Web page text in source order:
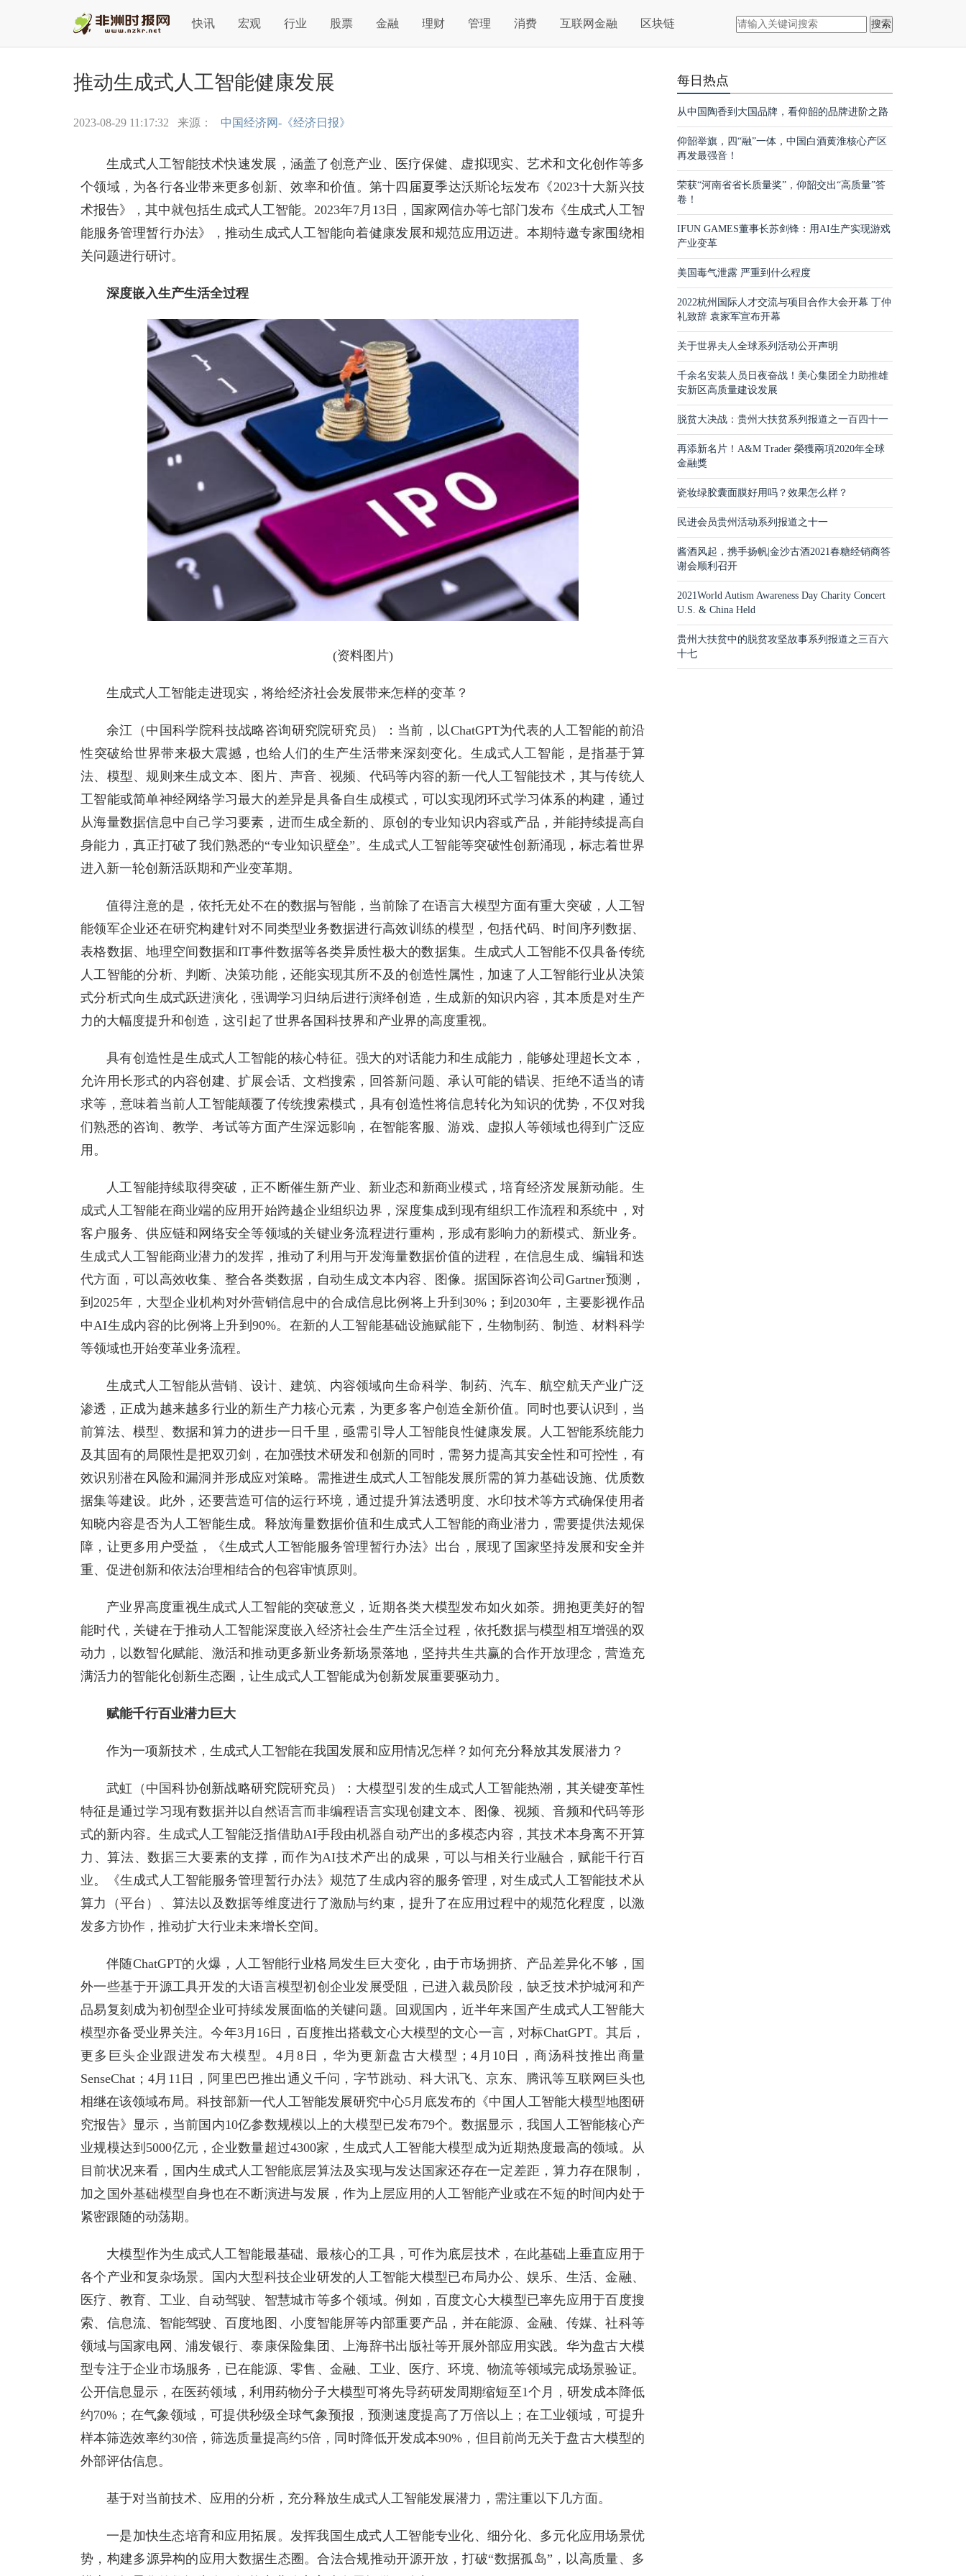
快讯 宏观 行业 股票 金融 理财 管理 消费 互联网金融 区块链 搜索
推动生成式人工智能健康发展
2023-08-29 11:17:32 来源： 中国经济网-《经济日报》
生成式人工智能技术快速发展，涵盖了创意产业、医疗保健、虚拟现实、艺术和文化创作等多
个领域，为各行各业带来更多创新、效率和价值。第十四届夏季达沃斯论坛发布《2023十大新兴技
术报告》，其中就包括生成式人工智能。2023年7月13日，国家网信办等七部门发布《生成式人工智
能服务管理暂行办法》，推动生成式人工智能向着健康发展和规范应用迈进。本期特邀专家围绕相
关问题进行研讨。
深度嵌入生产生活全过程
(资料图片)
生成式人工智能走进现实，将给经济社会发展带来怎样的变革？
余江（中国科学院科技战略咨询研究院研究员）：当前，以ChatGPT为代表的人工智能的前沿
性突破给世界带来极大震撼，也给人们的生产生活带来深刻变化。生成式人工智能，是指基于算
法、模型、规则来生成文本、图片、声音、视频、代码等内容的新一代人工智能技术，其与传统人
工智能或简单神经网络学习最大的差异是具备自生成模式，可以实现闭环式学习体系的构建，通过
从海量数据信息中自己学习要素，进而生成全新的、原创的专业知识内容或产品，并能持续提高自
身能力，真正打破了我们熟悉的“专业知识壁垒”。生成式人工智能等突破性创新涌现，标志着世界
进入新一轮创新活跃期和产业变革期。
值得注意的是，依托无处不在的数据与智能，当前除了在语言大模型方面有重大突破，人工智
能领军企业还在研究构建针对不同类型业务数据进行高效训练的模型，包括代码、时间序列数据、
表格数据、地理空间数据和IT事件数据等各类异质性极大的数据集。生成式人工智能不仅具备传统
人工智能的分析、判断、决策功能，还能实现其所不及的创造性属性，加速了人工智能行业从决策
式分析式向生成式跃进演化，强调学习归纳后进行演绎创造，生成新的知识内容，其本质是对生产
力的大幅度提升和创造，这引起了世界各国科技界和产业界的高度重视。
具有创造性是生成式人工智能的核心特征。强大的对话能力和生成能力，能够处理超长文本，
允许用长形式的内容创建、扩展会话、文档搜索，回答新问题、承认可能的错误、拒绝不适当的请
求等，意味着当前人工智能颠覆了传统搜索模式，具有创造性将信息转化为知识的优势，不仅对我
们熟悉的咨询、教学、考试等方面产生深远影响，在智能客服、游戏、虚拟人等领域也得到广泛应
用。
人工智能持续取得突破，正不断催生新产业、新业态和新商业模式，培育经济发展新动能。生
成式人工智能在商业端的应用开始跨越企业组织边界，深度集成到现有组织工作流程和系统中，对
客户服务、供应链和网络安全等领域的关键业务流程进行重构，形成有影响力的新模式、新业务。
生成式人工智能商业潜力的发挥，推动了利用与开发海量数据价值的进程，在信息生成、编辑和迭
代方面，可以高效收集、整合各类数据，自动生成文本内容、图像。据国际咨询公司Gartner预测，
到2025年，大型企业机构对外营销信息中的合成信息比例将上升到30%；到2030年，主要影视作品
中AI生成内容的比例将上升到90%。在新的人工智能基础设施赋能下，生物制药、制造、材料科学
等领域也开始变革业务流程。
生成式人工智能从营销、设计、建筑、内容领域向生命科学、制药、汽车、航空航天产业广泛
渗透，正成为越来越多行业的新生产力核心元素，为更多客户创造全新价值。同时也要认识到，当
前算法、模型、数据和算力的进步一日千里，亟需引导人工智能良性健康发展。人工智能系统能力
及其固有的局限性是把双刃剑，在加强技术研发和创新的同时，需努力提高其安全性和可控性，有
效识别潜在风险和漏洞并形成应对策略。需推进生成式人工智能发展所需的算力基础设施、优质数
据集等建设。此外，还要营造可信的运行环境，通过提升算法透明度、水印技术等方式确保使用者
知晓内容是否为人工智能生成。释放海量数据价值和生成式人工智能的商业潜力，需要提供法规保
障，让更多用户受益，《生成式人工智能服务管理暂行办法》出台，展现了国家坚持发展和安全并
重、促进创新和依法治理相结合的包容审慎原则。
产业界高度重视生成式人工智能的突破意义，近期各类大模型发布如火如荼。拥抱更美好的智
能时代，关键在于推动人工智能深度嵌入经济社会生产生活全过程，依托数据与模型相互增强的双
动力，以数智化赋能、激活和推动更多新业务新场景落地，坚持共生共赢的合作开放理念，营造充
满活力的智能化创新生态圈，让生成式人工智能成为创新发展重要驱动力。
赋能千行百业潜力巨大
作为一项新技术，生成式人工智能在我国发展和应用情况怎样？如何充分释放其发展潜力？
武虹（中国科协创新战略研究院研究员）：大模型引发的生成式人工智能热潮，其关键变革性
特征是通过学习现有数据并以自然语言而非编程语言实现创建文本、图像、视频、音频和代码等形
式的新内容。生成式人工智能泛指借助AI手段由机器自动产出的多模态内容，其技术本身离不开算
力、算法、数据三大要素的支撑，而作为AI技术产出的成果，可以与相关行业融合，赋能千行百
业。《生成式人工智能服务管理暂行办法》规范了生成内容的服务管理，对生成式人工智能技术从
算力（平台）、算法以及数据等维度进行了激励与约束，提升了在应用过程中的规范化程度，以激
发多方协作，推动扩大行业未来增长空间。
伴随ChatGPT的火爆，人工智能行业格局发生巨大变化，由于市场拥挤、产品差异化不够，国
外一些基于开源工具开发的大语言模型初创企业发展受阻，已进入裁员阶段，缺乏技术护城河和产
品易复刻成为初创型企业可持续发展面临的关键问题。回观国内，近半年来国产生成式人工智能大
模型亦备受业界关注。今年3月16日，百度推出搭载文心大模型的文心一言，对标ChatGPT。其后，
更多巨头企业跟进发布大模型。4月8日，华为更新盘古大模型；4月10日，商汤科技推出商量
SenseChat；4月11日，阿里巴巴推出通义千问，字节跳动、科大讯飞、京东、腾讯等互联网巨头也
相继在该领域布局。科技部新一代人工智能发展研究中心5月底发布的《中国人工智能大模型地图研
究报告》显示，当前国内10亿参数规模以上的大模型已发布79个。数据显示，我国人工智能核心产
业规模达到5000亿元，企业数量超过4300家，生成式人工智能大模型成为近期热度最高的领域。从
目前状况来看，国内生成式人工智能底层算法及实现与发达国家还存在一定差距，算力存在限制，
加之国外基础模型自身也在不断演进与发展，作为上层应用的人工智能产业或在不短的时间内处于
紧密跟随的动荡期。
大模型作为生成式人工智能最基础、最核心的工具，可作为底层技术，在此基础上垂直应用于
各个产业和复杂场景。国内大型科技企业研发的人工智能大模型已布局办公、娱乐、生活、金融、
医疗、教育、工业、自动驾驶、智慧城市等多个领域。例如，百度文心大模型已率先应用于百度搜
索、信息流、智能驾驶、百度地图、小度智能屏等内部重要产品，并在能源、金融、传媒、社科等
领域与国家电网、浦发银行、泰康保险集团、上海辞书出版社等开展外部应用实践。华为盘古大模
型专注于企业市场服务，已在能源、零售、金融、工业、医疗、环境、物流等领域完成场景验证。
公开信息显示，在医药领域，利用药物分子大模型可将先导药研发周期缩短至1个月，研发成本降低
约70%；在气象领域，可提供秒级全球气象预报，预测速度提高了万倍以上；在工业领域，可提升
样本筛选效率约30倍，筛选质量提高约5倍，同时降低开发成本90%，但目前尚无关于盘古大模型的
外部评估信息。
基于对当前技术、应用的分析，充分释放生成式人工智能发展潜力，需注重以下几方面。
一是加快生态培育和应用拓展。发挥我国生成式人工智能专业化、细分化、多元化应用场景优
势，构建多源异构的应用大数据生态圈。合法合规推动开源开放，打破“数据孤岛”，以高质量、多
每日热点
从中国陶香到大国品牌，看仰韶的品牌进阶之路
仰韶举旗，四“融”一体，中国白酒黄淮核心产区
再发最强音！
荣获“河南省省长质量奖”，仰韶交出“高质量”答
卷！
IFUN GAMES董事长苏剑锋：用AI生产实现游戏
产业变革
美国毒气泄露 严重到什么程度
2022杭州国际人才交流与项目合作大会开幕 丁仲
礼致辞 袁家军宣布开幕
关于世界夫人全球系列活动公开声明
千余名安装人员日夜奋战！美心集团全力助推雄
安新区高质量建设发展
脱贫大决战：贵州大扶贫系列报道之一百四十一
再添新名片！A&M Trader 榮獲兩項2020年全球
金融獎
瓷妆绿胶囊面膜好用吗？效果怎么样？
民进会员贵州活动系列报道之十一
酱酒风起，携手扬帆|金沙古酒2021春糖经销商答
谢会顺利召开
2021World Autism Awareness Day Charity Concert
U.S. & China Held
贵州大扶贫中的脱贫攻坚故事系列报道之三百六
十七